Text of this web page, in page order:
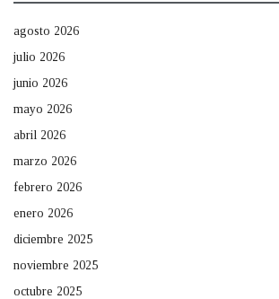
agosto 2026
julio 2026
junio 2026
mayo 2026
abril 2026
marzo 2026
febrero 2026
enero 2026
diciembre 2025
noviembre 2025
octubre 2025